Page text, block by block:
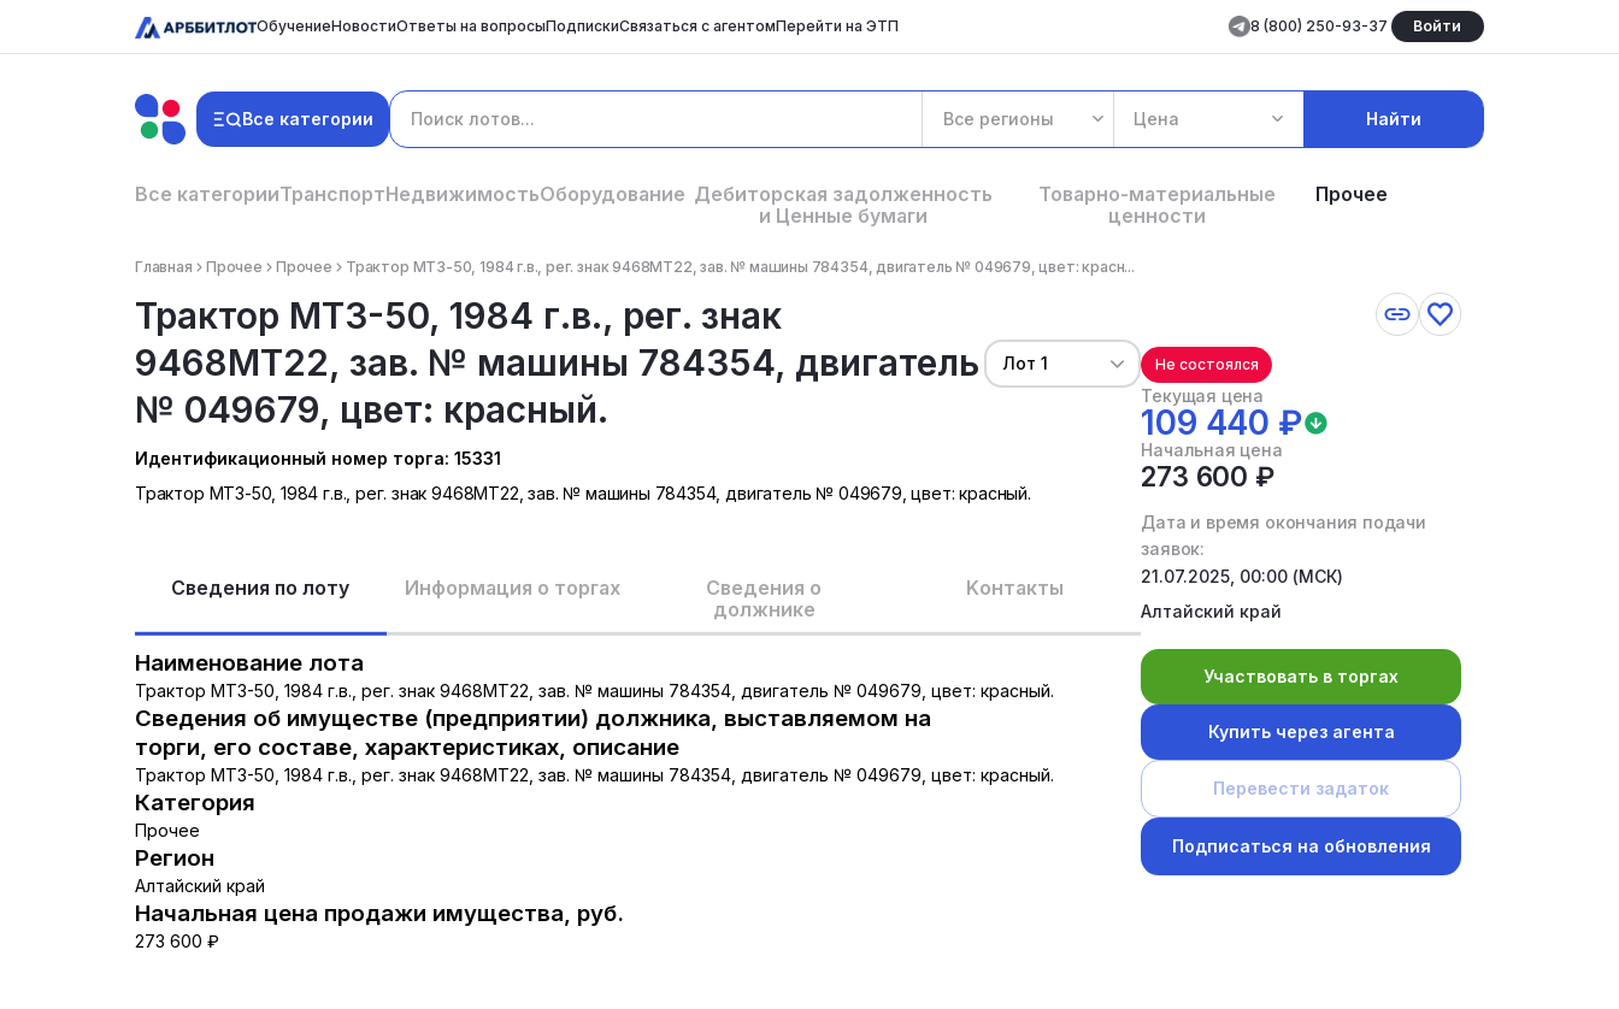
ОбучениеНовостиОтветы на вопросыПодпискиСвязаться с агентомПерейти на ЭТП 8 (800) 250-93-37 Войти
Все категории Все регионы Цена Найти
Все категорииТранспортНедвижимостьОборудование Дебиторская задолженность
и Ценные бумаги
Товарно-материальные
ценности
Прочее
Главная Прочее Прочее Трактор МТЗ-50, 1984 г.в., рег. знак 9468МТ22, зав. № машины 784354, двигатель № 049679, цвет: красн...
Трактор МТЗ-50, 1984 г.в., рег. знак
9468МТ22, зав. № машины 784354, двигатель
№ 049679, цвет: красный.
Лот 1
Идентификационный номер торга: 15331
Трактор МТЗ-50, 1984 г.в., рег. знак 9468МТ22, зав. № машины 784354, двигатель № 049679, цвет: красный.
Сведения по лоту Информация о торгах
Сведения о
должнике
Kонтакты
Наименование лота
Трактор МТЗ-50, 1984 г.в., рег. знак 9468МТ22, зав. № машины 784354, двигатель № 049679, цвет: красный.
Сведения об имуществе (предприятии) должника, выставляемом на
торги, его составе, характеристиках, описание
Трактор МТЗ-50, 1984 г.в., рег. знак 9468МТ22, зав. № машины 784354, двигатель № 049679, цвет: красный.
Категория
Прочее
Регион
Алтайский край
Начальная цена продажи имущества, руб.
273 600 ₽
Не состоялся
Текущая цена
109 440 ₽
Начальная цена
273 600 ₽
Дата и время окончания подачи
заявок:
21.07.2025, 00:00 (МСК)
Алтайский край
Участвовать в торгах
Купить через агента
Перевести задаток
Подписаться на обновления